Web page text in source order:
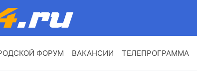
ФОРУМ ВАКАНСИИ ТЕЛЕПРОГРАММА